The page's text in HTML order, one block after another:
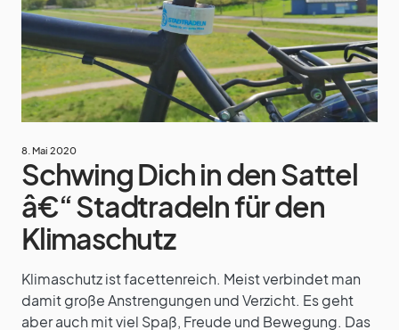
8. Mai 2020
Schwing Dich in den Sattel
â€“ Stadtradeln für den
Klimaschutz
Klimaschutz ist facettenreich. Meist verbindet man
damit große Anstrengungen und Verzicht. Es geht
aber auch mit viel Spaß, Freude und Bewegung. Das